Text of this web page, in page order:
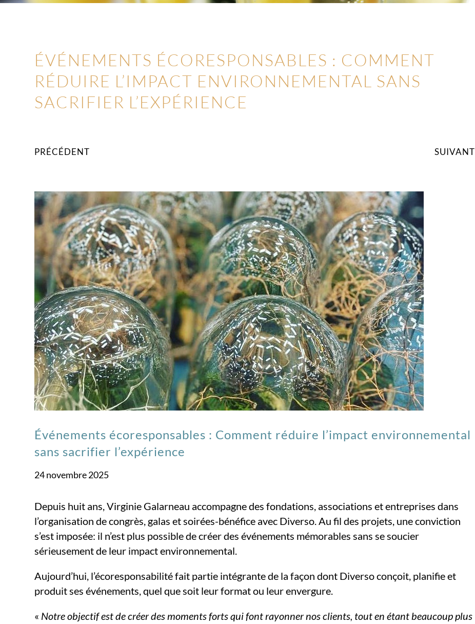
ÉVÉNEMENTS ÉCORESPONSABLES : COMMENT
RÉDUIRE L’IMPACT ENVIRONNEMENTAL SANS
SACRIFIER L’EXPÉRIENCE
PRÉCÉDENT SUIVANT
Événements écoresponsables : Comment réduire l’impact environnemental
sans sacrifier l’expérience
24 novembre 2025
Depuis huit ans, Virginie Galarneau accompagne des fondations, associations et entreprises dans
l’organisation de congrès, galas et soirées-bénéfice avec Diverso. Au fil des projets, une conviction
s’est imposée: il n’est plus possible de créer des événements mémorables sans se soucier
sérieusement de leur impact environnemental.
Aujourd’hui, l’écoresponsabilité fait partie intégrante de la façon dont Diverso conçoit, planifie et
produit ses événements, quel que soit leur format ou leur envergure.
« Notre objectif est de créer des moments forts qui font rayonner nos clients, tout en étant beaucoup plus